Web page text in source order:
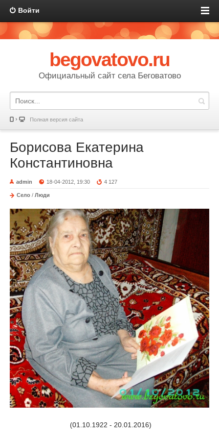
Войти
begovatovo.ru
Официальный сайт села Беговатово
Полная версия сайта
Борисова Екатерина
Константиновна
admin 18-04-2012, 19:30 4 127
Село / Люди
(01.10.1922 - 20.01.2016)